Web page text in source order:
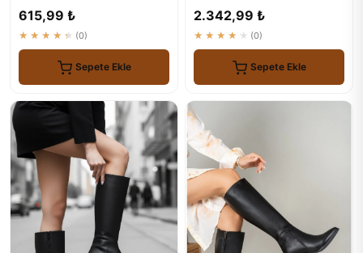
615,99 ₺
★★★★★ (0)
Sepete Ekle
2.342,99 ₺
★★★★★ (0)
Sepete Ekle